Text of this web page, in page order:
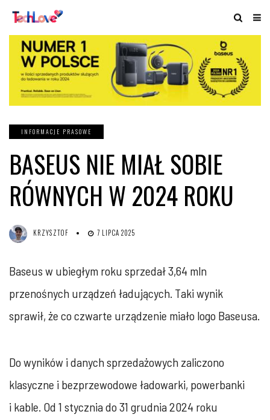
INFORMACJE PRASOWE
BASEUS NIE MIAŁ SOBIE
RÓWNYCH W 2024 ROKU
KRZYSZTOF 7 LIPCA 2025
Baseus w ubiegłym roku sprzedał 3,64 mln
przenośnych urządzeń ładujących. Taki wynik
sprawił, że co czwarte urządzenie miało logo Baseusa.
Do wyników i danych sprzedażowych zaliczono
klasyczne i bezprzewodowe ładowarki, powerbanki
i kable. Od 1 stycznia do 31 grudnia 2024 roku